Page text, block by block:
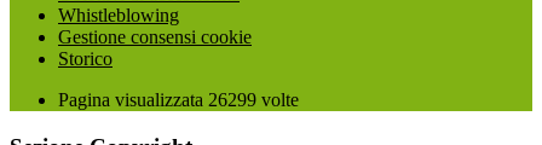
Whistleblowing
Gestione consensi cookie
Storico
Pagina visualizzata 26299 volte